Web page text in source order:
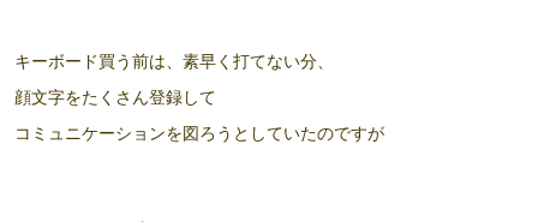
キーボード買う前は、素早く打てない分、
顔文字をたくさん登録して
コミュニケーションを図ろうとしていたのですが